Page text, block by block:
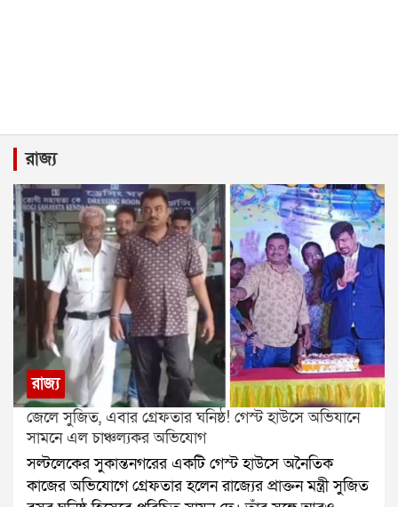
রাজ্য
রাজ্য
জেলে সুজিত, এবার গ্রেফতার ঘনিষ্ঠ! গেস্ট হাউসে অভিযানে
সামনে এল চাঞ্চল্যকর অভিযোগ
সল্টলেকের সুকান্তনগরের একটি গেস্ট হাউসে অনৈতিক
কাজের অভিযোগে গ্রেফতার হলেন রাজ্যের প্রাক্তন মন্ত্রী সুজিত